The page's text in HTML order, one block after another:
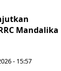
Mandalika
- 15:57